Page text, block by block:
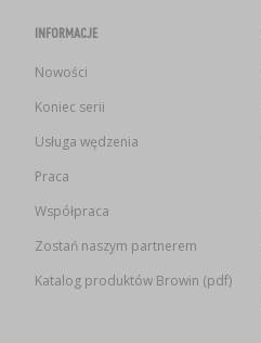
INFORMACJE
Nowości
Koniec serii
Usługa wędzenia
Praca
Współpraca
Zostań naszym partnerem
Katalog produktów Browin (pdf)